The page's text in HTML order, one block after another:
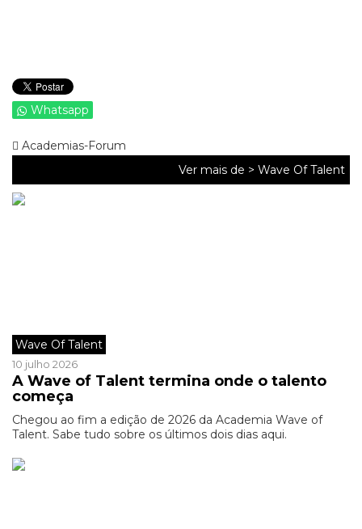
Whatsapp
Academias-Forum
Ver mais de > Wave Of Talent
Wave Of Talent
10 julho 2026
A Wave of Talent termina onde o talento
começa
Chegou ao fim a edição de 2026 da Academia Wave of
Talent. Sabe tudo sobre os últimos dois dias aqui.